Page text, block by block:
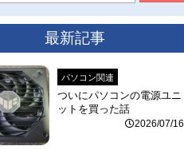
最新記事
パソコン関連
ついにパソコンの電源ユニ
ットを買った話
2026/07/16